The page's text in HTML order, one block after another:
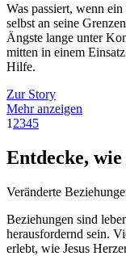
Was passiert, wenn
selbst an seine
Ängste lange unter
mitten in einem
Hilfe.
Zur Story
Mehr anzeigen
1 2345
Entdecke,
Veränderte
Beziehungen sind
herausfordernd sein.
erlebt, wie Jesus